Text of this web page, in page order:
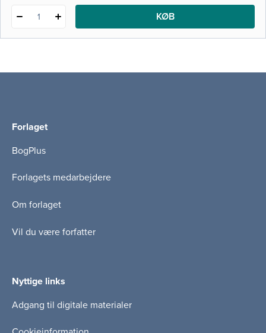
1 KØB
Forlaget
BogPlus
Forlagets medarbejdere
Om forlaget
Vil du være forfatter
Nyttige links
Adgang til digitale materialer